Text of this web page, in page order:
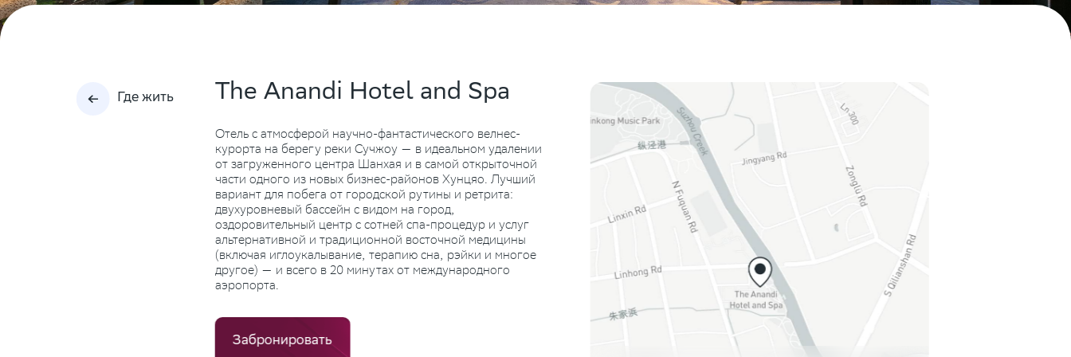
Где жить The Anandi Hotel and Spa
Отель с атмосферой научно-фантастического велнес-
курорта на берегу реки Сучжоу — в идеальном удалении
от загруженного центра Шанхая и в самой открыточной
части одного из новых бизнес-районов Хунцяо. Лучший
вариант для побега от городской рутины и ретрита:
двухуровневый бассейн с видом на город,
оздоровительный центр с сотней спа-процедур и услуг
альтернативной и традиционной восточной медицины
(включая иглоукалывание, терапию сна, рэйки и многое
другое) — и всего в 20 минутах от международного
аэропорта.
Забронировать